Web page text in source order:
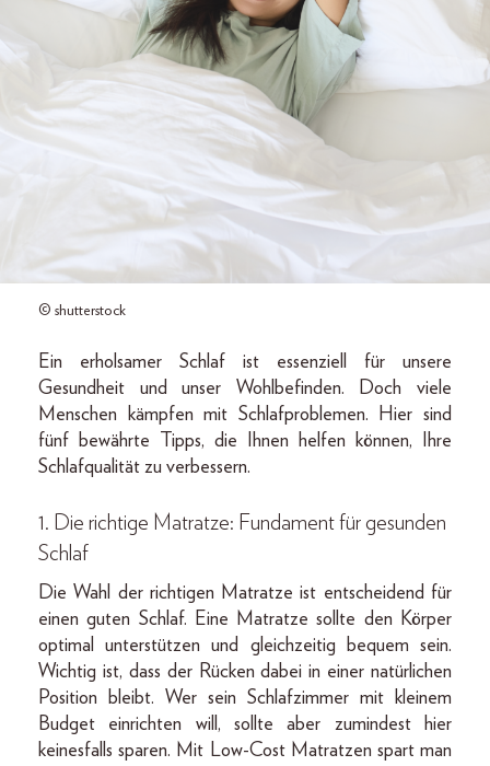
© shutterstock
Ein erholsamer Schlaf ist essenziell für unsere
Gesundheit und unser Wohlbefinden. Doch viele
Menschen kämpfen mit Schlafproblemen. Hier sind
fünf bewährte Tipps, die Ihnen helfen können, Ihre
Schlafqualität zu verbessern.
1. Die richtige Matratze: Fundament für gesunden
Schlaf
Die Wahl der richtigen Matratze ist entscheidend für
einen guten Schlaf. Eine Matratze sollte den Körper
optimal unterstützen und gleichzeitig bequem sein.
Wichtig ist, dass der Rücken dabei in einer natürlichen
Position bleibt. Wer sein Schlafzimmer mit kleinem
Budget einrichten will, sollte aber zumindest hier
keinesfalls sparen. Mit Low-Cost Matratzen spart man